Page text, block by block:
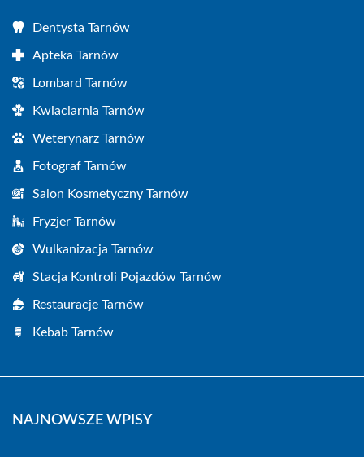
Dentysta Tarnów
Apteka Tarnów
Lombard Tarnów
Kwiaciarnia Tarnów
Weterynarz Tarnów
Fotograf Tarnów
Salon Kosmetyczny Tarnów
Fryzjer Tarnów
Wulkanizacja Tarnów
Stacja Kontroli Pojazdów Tarnów
Restauracje Tarnów
Kebab Tarnów
NAJNOWSZE WPISY